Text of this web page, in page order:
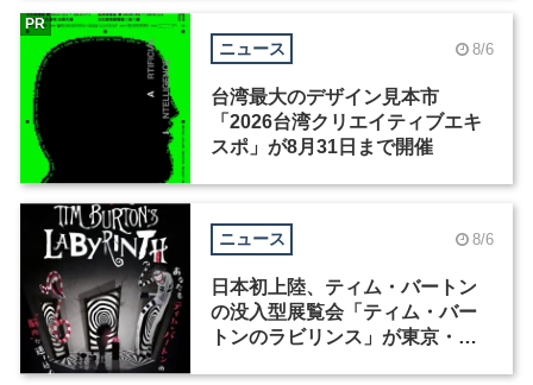
ニュース 8/6
台湾最大のデザイン見本市
「2026台湾クリエイティブエキ
スポ」が8月31日まで開催
PR
ニュース 8/6
日本初上陸、ティム・バートン
の没入型展覧会「ティム・バー
トンのラビリンス」が東京・豊